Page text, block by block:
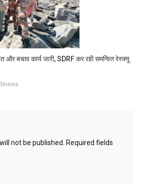
और बचाव कार्य जारी, SDRF कर रही समन्वित रेस्क्यू
not be published.
Required fields